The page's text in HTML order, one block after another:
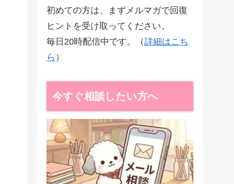
初めての方は、まずメルマガで回復
ヒントを受け取ってください。
毎日20時配信中です。（詳細はこち
ら ）
今すぐ相談したい方へ